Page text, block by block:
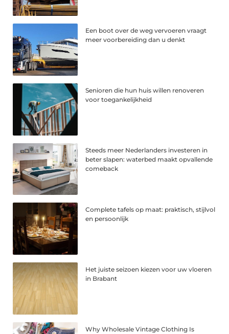
Een boot over de weg vervoeren vraagt
meer voorbereiding dan u denkt
Senioren die hun huis willen renoveren
voor toegankelijkheid
Steeds meer Nederlanders investeren in
beter slapen: waterbed maakt opvallende
comeback
Complete tafels op maat: praktisch, stijlvol
en persoonlijk
Het juiste seizoen kiezen voor uw vloeren
in Brabant
Why Wholesale Vintage Clothing Is